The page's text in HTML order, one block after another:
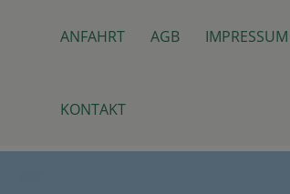
Menu
ANFAHRT AGB IMPRESSUM
KONTAKT